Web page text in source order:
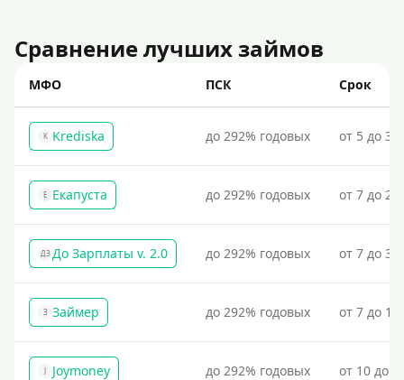
Сравнение лучших займов
МФО ПСК Срок
K Krediska до 292% годовых от 5 до
Е Екапуста до 292% годовых от 7 до
ДЗ До Зарплаты v. 2.0 до 292% годовых от 7 до
З Займер до 292% годовых от 7 до
J Joymoney до 292% годовых от 10 до